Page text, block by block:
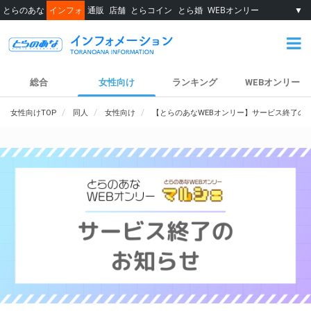
とらのあな インフォ 通販 店舗 とらコイン とら婚 WEBオンリー ▼
総合 女性向け ランキング WEBオンリー
女性向けTOP 同人 女性向け 【とらのあなWEBオンリー】サービス終了の